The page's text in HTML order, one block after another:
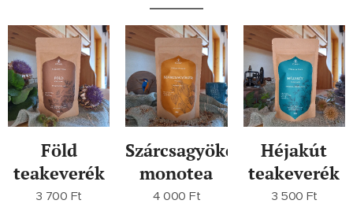
Föld
teakeverék
3 700 Ft
Szárcsagyökér
monotea
4 000 Ft
Héjakút
teakeverék
3 500 Ft